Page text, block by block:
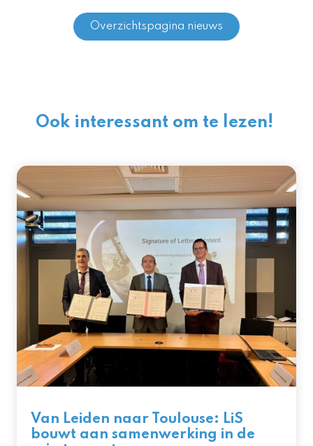
Overzichtspagina nieuws
Ook interessant om te lezen!
Van Leiden naar Toulouse: LiS
bouwt aan samenwerking in de